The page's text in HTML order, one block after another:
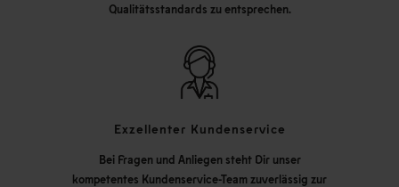
Qualitätsstandards zu entsprechen.
Exzellenter Kundenservice
Bei Fragen und Anliegen steht Dir unser
kompetentes Kundenservice-Team zuverlässig zur